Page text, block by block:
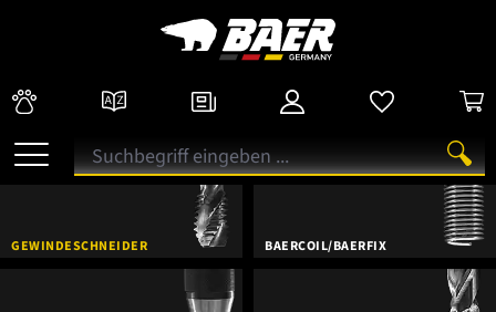
GEWINDESCHNEIDER BAERCOIL/BAERFIX